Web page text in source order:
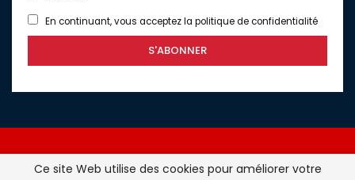
En continuant, vous acceptez la politique de confidentialité
Ce site Web utilise des cookies pour améliorer votre